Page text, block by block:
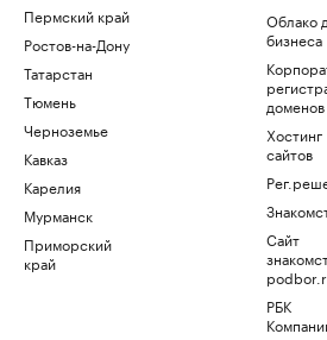
Пермский край
Ростов-на-Дону
Татарстан
Тюмень
Черноземье
Кавказ
Карелия
Мурманск
Приморский
край
Облако
бизнеса
доменов
Хостинг
сайтов
Сайт
РБК